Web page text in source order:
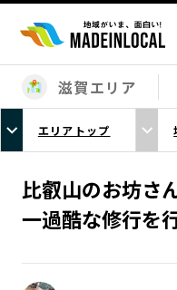
エリアから探す
北海道エリア
岩手エリア
秋田エリア
福島エリア
栃木エリア
滋賀エリア
エリアトップ
比叡山のお坊さ
一過酷な修行を